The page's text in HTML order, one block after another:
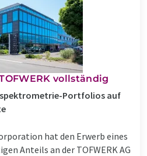
vollständig
Portfolios auf
hat den Erwerb eines
Anteils an der TOFWERK AG